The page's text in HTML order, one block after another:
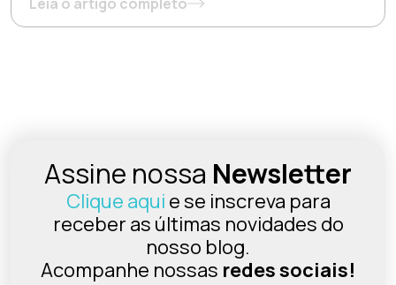
Assine nossa Newsletter
Clique aqui e se inscreva para
receber as últimas novidades do
nosso blog.
Acompanhe nossas redes sociais!